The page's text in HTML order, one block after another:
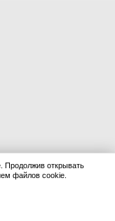
Продолжив открывать
файлов cookie.